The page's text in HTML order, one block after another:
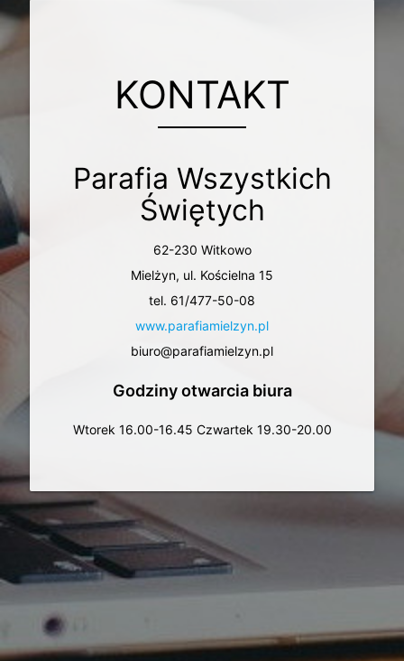
KONTAKT
Parafia Wszystkich
Świętych
62-230 Witkowo
Mielżyn, ul. Kościelna 15
tel. 61/477-50-08
www.parafiamielzyn.pl
biuro@parafiamielzyn.pl
Godziny otwarcia biura
Wtorek 16.00-16.45 Czwartek 19.30-20.00